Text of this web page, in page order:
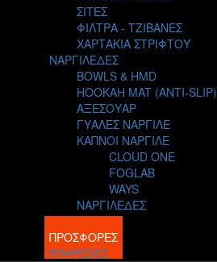
ΣΙΤΕΣ
ΦΙΛΤΡΑ - ΤΖΙΒΑΝΕΣ
ΧΑΡΤΑΚΙΑ ΣΤΡΙΦΤΟΥ
ΝΑΡΓΙΛΕΔΕΣ
BOWLS & HMD
HOOKAH MAT (ANTI-SLIP)
ΑΞΕΣΟΥΑΡ
ΓΥΑΛΕΣ ΝΑΡΓΙΛΕ
ΚΑΠΝΟΙ ΝΑΡΓΙΛΕ
CLOUD ONE
FOGLAB
WAYS
ΝΑΡΓΙΛΕΔΕΣ
BLOG
ΠΡΟΣΦΟΡΕΣ
ΥΠΗΡΕΣΙΕΣ